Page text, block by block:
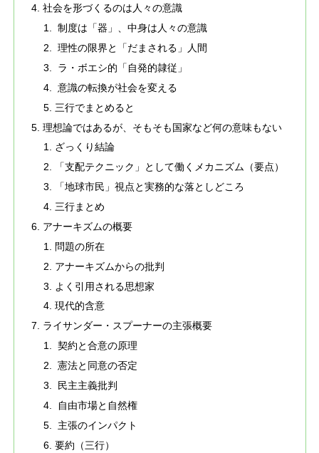
社会を形づくるのは人々の意識
制度は「器」、中身は人々の意識
理性の限界と「だまされる」人間
ラ・ボエシ的「自発的隷従」
意識の転換が社会を変える
三行でまとめると
理想論ではあるが、そもそも国家など何の意味もない
ざっくり結論
「支配テクニック」として働くメカニズム（要点）
「地球市民」視点と実務的な落としどころ
三行まとめ
アナーキズムの概要
問題の所在
アナーキズムからの批判
よく引用される思想家
現代的含意
ライサンダー・スプーナーの主張概要
契約と合意の原理
憲法と同意の否定
民主主義批判
自由市場と自然権
主張のインパクト
要約（三行）